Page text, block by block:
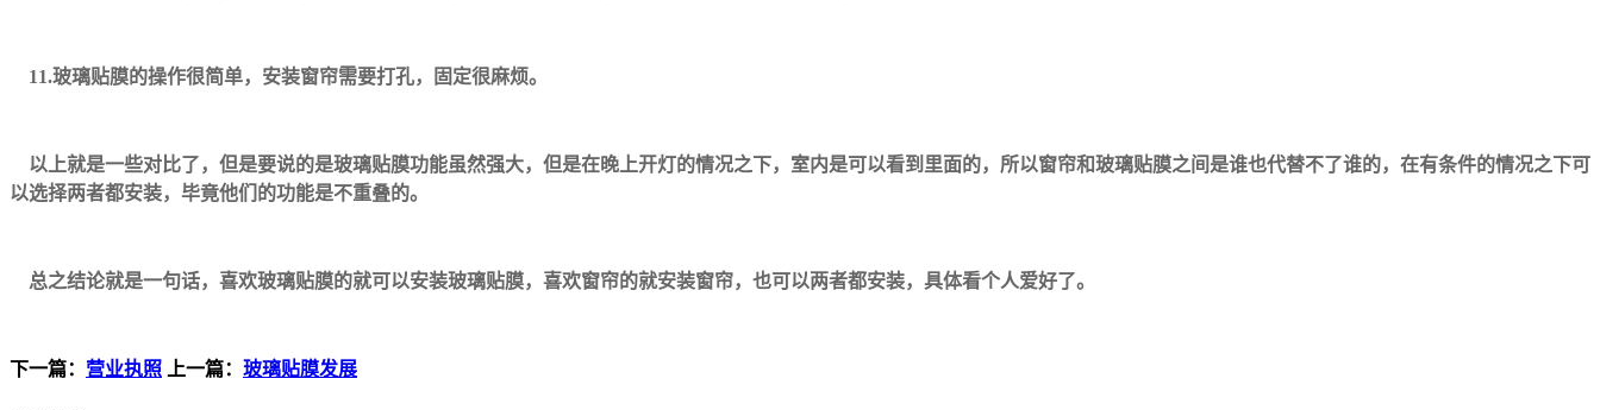
11.玻璃贴膜的操作很简单，安装窗帘需要打孔，固定很麻烦。
以上就是一些对比了，但是要说的是玻璃贴膜功能虽然强大，但是在晚上开灯的情况之下，室内是可以看到里面的，所以窗帘和玻璃贴膜之间是谁也代替不了谁的，在有条件的情况之下可
以选择两者都安装，毕竟他们的功能是不重叠的。
总之结论就是一句话，喜欢玻璃贴膜的就可以安装玻璃贴膜，喜欢窗帘的就安装窗帘，也可以两者都安装，具体看个人爱好了。
下一篇： 营业执照 上一篇： 玻璃贴膜发展